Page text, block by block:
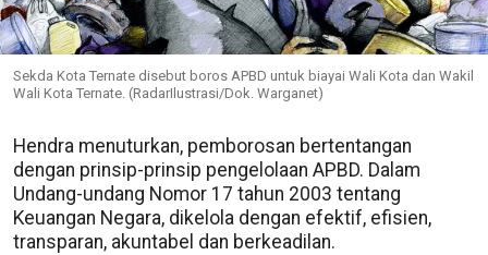
Sekda Kota Ternate disebut boros APBD untuk biayai Wali Kota dan Wakil
Wali Kota Ternate. (RadarIlustrasi/Dok. Warganet)
Hendra menuturkan, pemborosan bertentangan
dengan prinsip-prinsip pengelolaan APBD. Dalam
Undang-undang Nomor 17 tahun 2003 tentang
Keuangan Negara, dikelola dengan efektif, efisien,
transparan, akuntabel dan berkeadilan.